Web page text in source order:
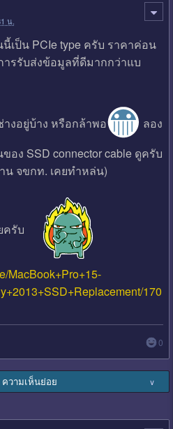
น.
เป็น PCIe type ครับ ราคาค่อน
ารรับส่งข้อมูลที่ดีมากกว่าแบ
งอยู่บ้าง หรือกล้าพอ
ลอง
อง SSD connector cable ดูครับ
น จขกท. เคยทำหล่น)
ครับ
MacBook+Pro+15-
170
0
วามเห็นย่อย ∨